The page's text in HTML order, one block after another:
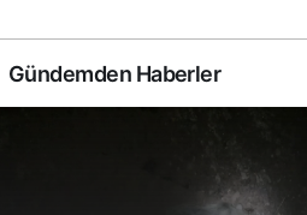
Gündemden Haberler